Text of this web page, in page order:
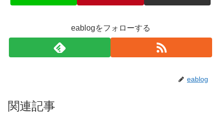
eablogをフォローする
eablog
関連記事